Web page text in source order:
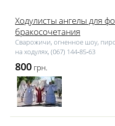
Ходулисты ангелы для
бракосочетания
Сварожичи, огненное шоу,
на ходулях, (067) 144‑85‑63
800 грн.